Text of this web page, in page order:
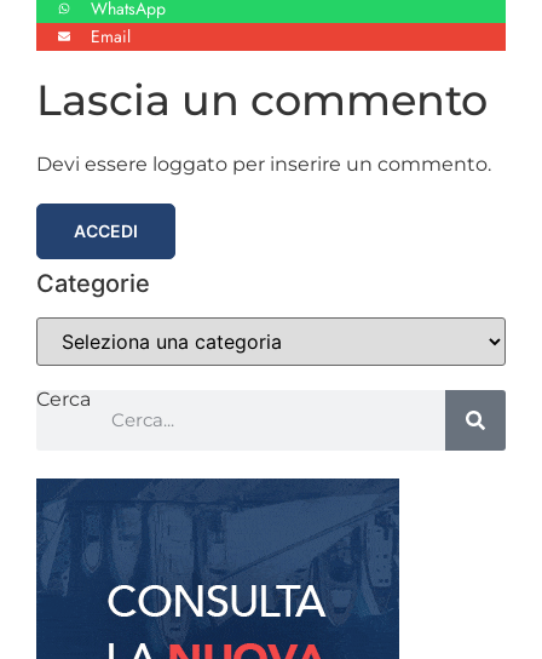
WhatsApp
Email
Lascia un commento
Devi essere loggato per inserire un commento.
ACCEDI
Categorie
Categorie
Cerca